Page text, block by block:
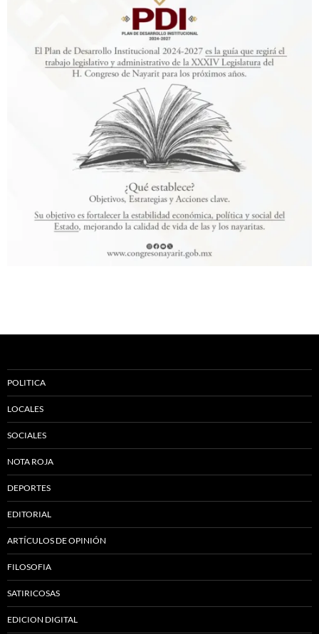
POLITICA
LOCALES
SOCIALES
NOTA ROJA
DEPORTES
EDITORIAL
ARTÍCULOS DE OPINIÓN
FILOSOFIA
SATIRICOSAS
EDICION DIGITAL